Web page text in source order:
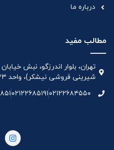
درباره ما
مطالب مفید
شیرینی فروشی نیشکر)، واحد ۳۳ ، طبقه ۵
۰۲۱۲۲۶۸۴۵۵۰۰۲۱۲۲۶۸۵۱۹۱